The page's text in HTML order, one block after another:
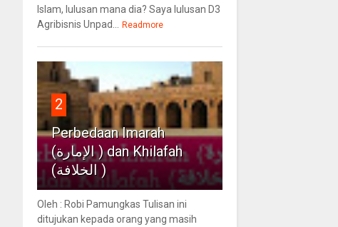
Islam, lulusan mana dia? Saya lulusan D3
Agribisnis Unpad...
Readmore
2
Perbedaan Imarah
(الإمارة ) dan Khilafah
(الخلافة )
Oleh : Robi Pamungkas Tulisan ini
ditujukan kepada orang yang masih